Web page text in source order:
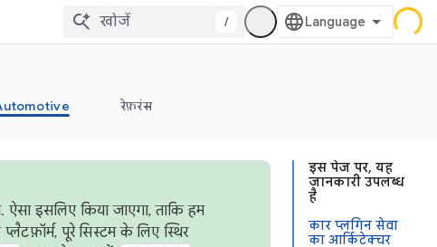
/
रेफ़रंस
इस पेज पर, यह
जानकारी उपलब्ध
है
कार प्लगिन सेवा
का आर्किटेक्चर
इसलिए किया जाएगा, ताकि हम
पूरे सिस्टम के लिए स्थिर